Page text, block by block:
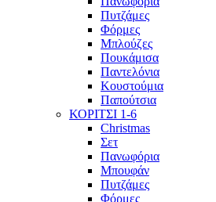
Πυτζάμες
Φόρμες
Μπλούζες
Πουκάμισα
Παντελόνια
Κουστούμια
Παπούτσια
ΚΟΡΙΤΣΙ 1-6
Christmas
Σετ
Πανωφόρια
Μπουφάν
Πυτζάμες
Φόρμες